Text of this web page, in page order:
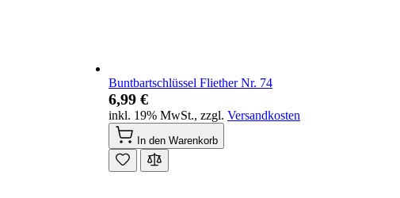
Buntbartschlüssel Fliether Nr. 74
6,99 €
inkl. 19% MwSt., zzgl. Versandkosten
In den Warenkorb